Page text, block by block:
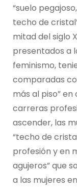
“suelo
techo de
mitad del siglo
presentados a
feminismo,
comparadas
más al piso”
carreras
ascender, las
“techo de
profesión y en
agujeros” que
a las mujeres